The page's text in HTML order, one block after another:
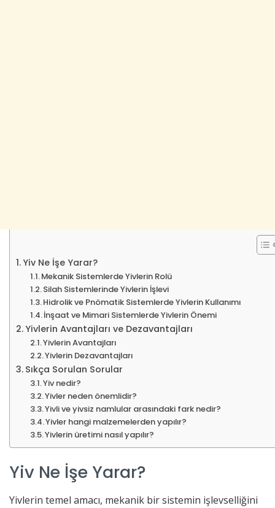
Yiv Ne İşe Yarar?
Mekanik Sistemlerde Yivlerin Rolü
Silah Sistemlerinde Yivlerin İşlevi
Hidrolik ve Pnömatik Sistemlerde Yivlerin Kullanımı
İnşaat ve Mimari Sistemlerde Yivlerin Önemi
Yivlerin Avantajları ve Dezavantajları
Yivlerin Avantajları
Yivlerin Dezavantajları
Sıkça Sorulan Sorular
Yiv nedir?
Yivler neden önemlidir?
Yivli ve yivsiz namlular arasındaki fark nedir?
Yivler hangi malzemelerden yapılır?
Yivlerin üretimi nasıl yapılır?
Yiv Ne İşe Yarar?
Yivlerin temel amacı, mekanik bir sistemin işlevselliğini